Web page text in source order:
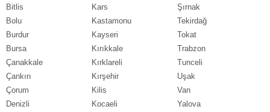
Bitlis
Bolu
Burdur
Bursa
Çanakkale
Çankırı
Çorum
Denizli
Kars
Kastamonu
Kayseri
Kırıkkale
Kırklareli
Kırşehir
Kilis
Kocaeli
Şırnak
Tekirdağ
Tokat
Trabzon
Tunceli
Uşak
Van
Yalova